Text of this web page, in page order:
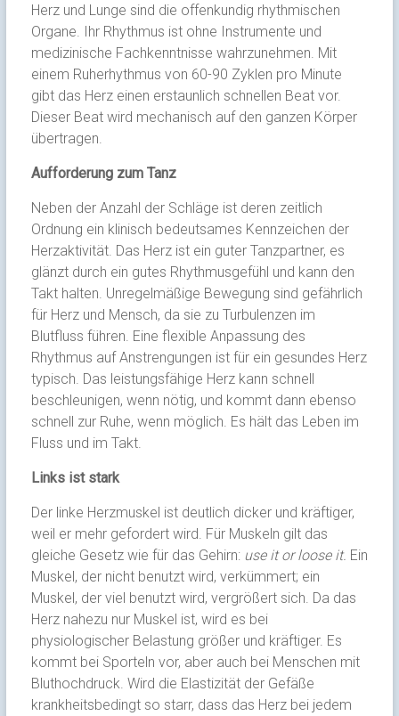
Herz und Lunge sind die offenkundig rhythmischen
Organe. Ihr Rhythmus ist ohne Instrumente und
medizinische Fachkenntnisse wahrzunehmen. Mit
einem Ruherhythmus von 60-90 Zyklen pro Minute
gibt das Herz einen erstaunlich schnellen Beat vor.
Dieser Beat wird mechanisch auf den ganzen Körper
übertragen.
Aufforderung zum Tanz
Neben der Anzahl der Schläge ist deren zeitlich
Ordnung ein klinisch bedeutsames Kennzeichen der
Herzaktivität. Das Herz ist ein guter Tanzpartner, es
glänzt durch ein gutes Rhythmusgefühl und kann den
Takt halten. Unregelmäßige Bewegung sind gefährlich
für Herz und Mensch, da sie zu Turbulenzen im
Blutfluss führen. Eine flexible Anpassung des
Rhythmus auf Anstrengungen ist für ein gesundes Herz
typisch. Das leistungsfähige Herz kann schnell
beschleunigen, wenn nötig, und kommt dann ebenso
schnell zur Ruhe, wenn möglich. Es hält das Leben im
Fluss und im Takt.
Links ist stark
Der linke Herzmuskel ist deutlich dicker und kräftiger,
weil er mehr gefordert wird. Für Muskeln gilt das
gleiche Gesetz wie für das Gehirn: use it or loose it. Ein
Muskel, der nicht benutzt wird, verkümmert; ein
Muskel, der viel benutzt wird, vergrößert sich. Da das
Herz nahezu nur Muskel ist, wird es bei
physiologischer Belastung größer und kräftiger. Es
kommt bei Sporteln vor, aber auch bei Menschen mit
Bluthochdruck. Wird die Elastizität der Gefäße
krankheitsbedingt so starr, dass das Herz bei jedem